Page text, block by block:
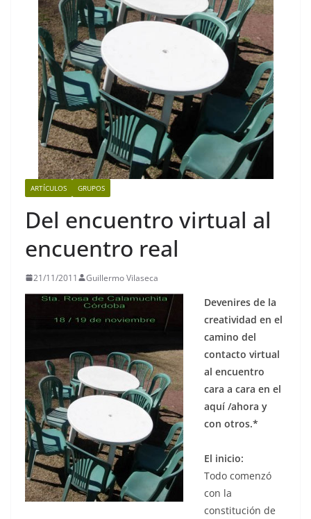
ARTÍCULOS GRUPOS
Del encuentro virtual al
encuentro real
21/11/2011 Guillermo Vilaseca
Devenires de la
creatividad en el
camino del
contacto virtual
al encuentro
cara a cara en el
aquí /ahora y
con otros.*
El inicio:
Todo comenzó
con la
constitución de